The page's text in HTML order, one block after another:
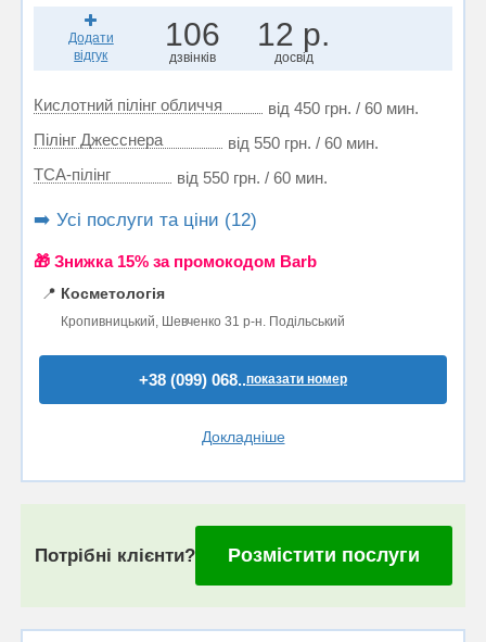
Додати
відгук
106
дзвінків
12 р.
досвід
Кислотний пілінг обличчя
від 450 грн. / 60 мин.
Пілінг Джесснера
від 550 грн. / 60 мин.
ТСА-пілінг
від 550 грн. / 60 мин.
➡️ Усі послуги та ціни (12)
🎁 Знижка 15% за промокодом Barb
📍 Косметологія
Кропивницький, Шевченко 31 р-н. Подільський
+38 (099) 068..показати номер
Докладніше
Потрібні клієнти? Розмістити послуги